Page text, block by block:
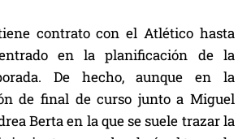
contrato con el Atlético hasta
en la planificación de la
De hecho, aunque en la
de final de curso junto a Miguel
Berta en la que se suele trazar la